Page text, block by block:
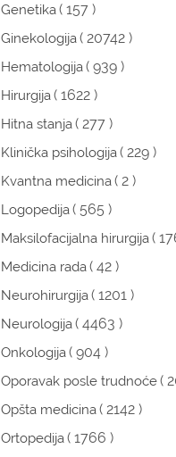
Genetika( 157 )
Ginekologija( 20742 )
Hematologija( 939 )
Hirurgija( 1622 )
Hitna stanja( 277 )
Klinička psihologija( 229 )
Kvantna medicina( 2 )
Logopedija( 565 )
Maksilofacijalna hirurgija(
Medicina rada( 42 )
Neurohirurgija( 1201 )
Neurologija( 4463 )
Onkologija( 904 )
Oporavak posle trudnoće(
Opšta medicina( 2142 )
Ortopedija( 1766 )